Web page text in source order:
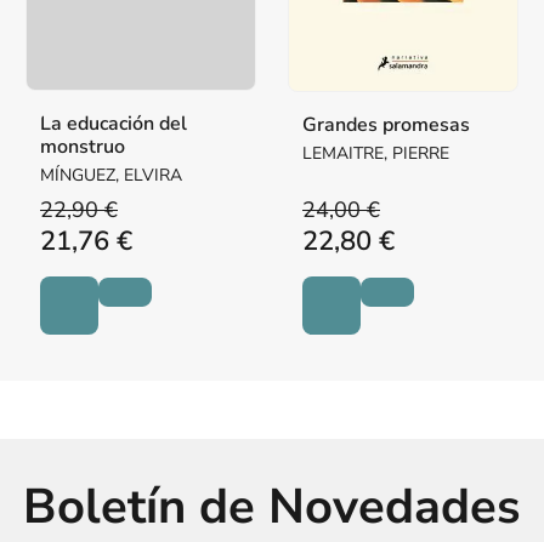
La educación del
monstruo
MÍNGUEZ, ELVIRA
22,90 €
21,76 €
Grandes promesas
LEMAITRE, PIERRE
24,00 €
22,80 €
Boletín de Novedades